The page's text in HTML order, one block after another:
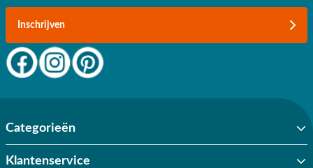
Inschrijven
Categorieën
Klantenservice